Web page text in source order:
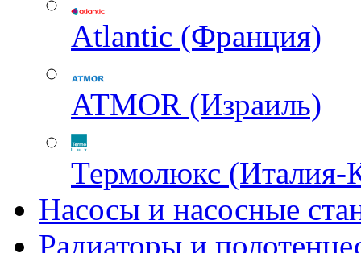
Atlantic (Франция)
ATMOR (Израиль)
Термолюкс (Италия-
Насосы и насосные
Радиаторы и